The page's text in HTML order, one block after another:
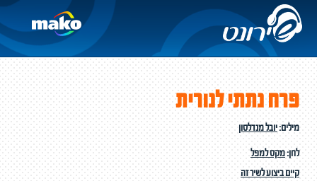
פרח נתתי לנורית
מילים:יובל מנדלסון
לחן:מקס למפל
קיים ביצוע לשיר זה